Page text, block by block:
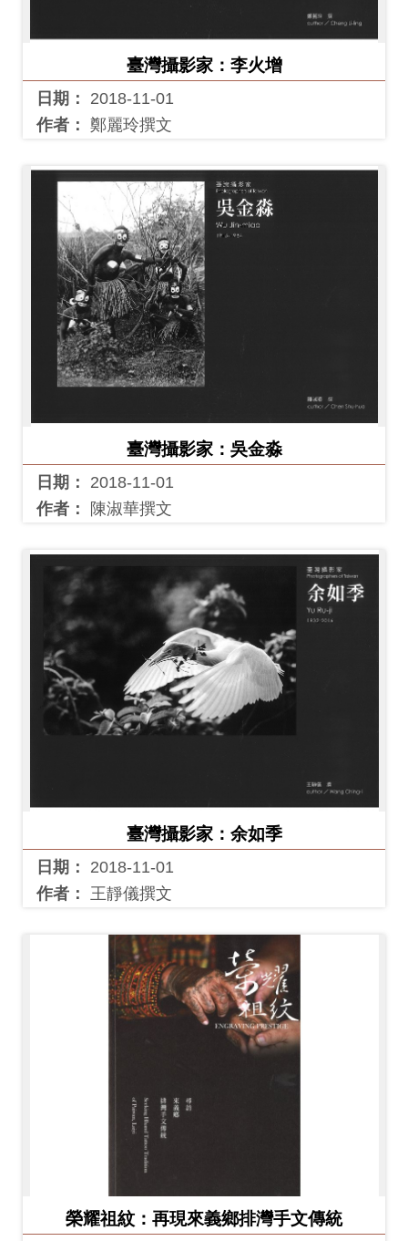
臺灣攝影家：李火增
日期：
2018-11-01
作者： 鄭麗玲撰文
臺灣攝影家：吳金淼
日期：
2018-11-01
作者：
陳淑華撰文
臺灣攝影家：余如季
日期：
2018-11-01
作者：
王靜儀撰文
榮耀祖紋：再現來義鄉排灣手文傳統